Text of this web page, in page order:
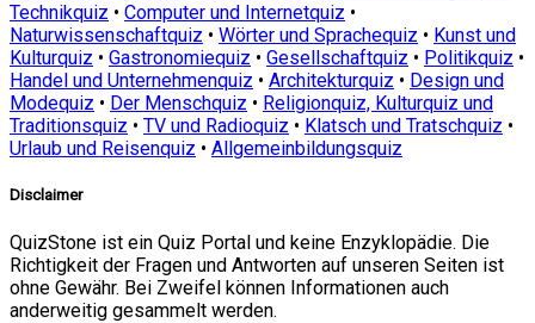
Technikquiz • Computer und Internetquiz •
Naturwissenschaftquiz • Wörter und Sprachequiz • Kunst und
Kulturquiz • Gastronomiequiz • Gesellschaftquiz • Politikquiz •
Handel und Unternehmenquiz • Architekturquiz • Design und
Modequiz • Der Menschquiz • Religionquiz, Kulturquiz und
Traditionsquiz • TV und Radioquiz • Klatsch und Tratschquiz •
Urlaub und Reisenquiz • Allgemeinbildungsquiz
Disclaimer
QuizStone ist ein Quiz Portal und keine Enzyklopädie. Die
Richtigkeit der Fragen und Antworten auf unseren Seiten ist
ohne Gewähr. Bei Zweifel können Informationen auch
anderweitig gesammelt werden.